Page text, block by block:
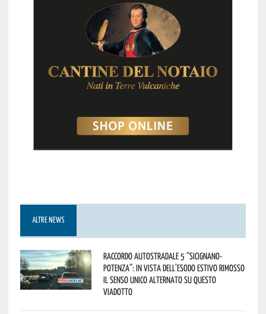
ALTRE NEWS
Raccordo Autostradale 5 “Sicignano-
Potenza”: in vista dell’esodo estivo rimosso
il senso unico alternato su questo
viadotto